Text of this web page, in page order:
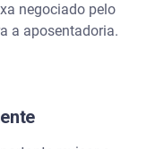
negociado pelo
a aposentadoria.